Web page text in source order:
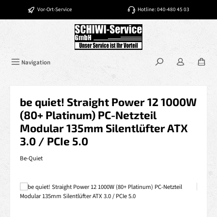
Zum Hauptinhalt springen
Vor-Ort-Service Hotline: 040-480 45 03
Navigation
be quiet! Straight Power 12 1000W
(80+ Platinum) PC-Netzteil
Modular 135mm Silentlüfter ATX
3.0 / PCIe 5.0
Be-Quiet
Bildergalerie überspringen